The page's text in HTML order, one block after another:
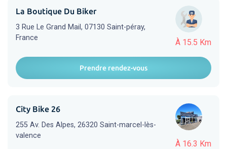
À 15.5 Km
La Boutique Du Biker
3 Rue Le Grand Mail, 07130 Saint-péray,
France
Prendre rendez-vous
À 16.3 Km
City Bike 26
255 Av. Des Alpes, 26320 Saint-marcel-lès-
valence